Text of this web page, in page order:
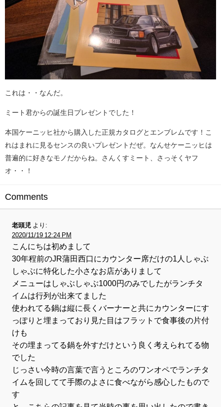
これは・・なんだ。
ミート君からの誕生日プレゼントでした！
本国ケーニッヒ社から購入した正規カタログとエンブレムです！こ
れはまれに見るセンスの良いプレゼントだぜ。なんせケーニッヒは
普遍的に好きなモノだからね。さんくすミート、さっそくヤフ
オ・・！
Comments
老頭児 より:
2020/11/19 12:24 PM
こんにちは初めまして
30年程前のJR蒲田西口にカウンター席だけの1人しゃぶ
しゃぶに特化した小さなお店がありまして
メニューはしゃぶしゃぶ1000円のみでしたがランチタ
イムは行列が出来てました
使われてる鍋は縦に長くバーナーと共にカウンターにす
っぽりと埋まっており見た目はフラットで食事後の片付
けも
その埋まってる鍋を外すだけという良く考えられてる物
でした
じっさい今時の言葉で言うところのワンオペでランチタ
イムを回してて手際のよさに食べながら感心したもので
す